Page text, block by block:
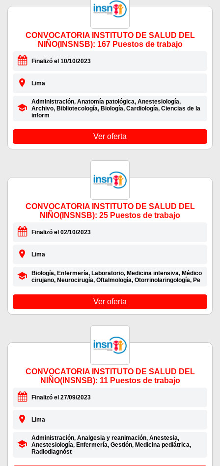
CONVOCATORIA INSTITUTO DE SALUD DEL
NIÑO(INSNSB): 167 Puestos de trabajo
Finalizó el 10/10/2023
Lima
Administración, Anatomía patológica, Anestesiología,
Archivo, Bibliotecología, Biología, Cardiología, Ciencias de la
inform
Ver oferta
CONVOCATORIA INSTITUTO DE SALUD DEL
NIÑO(INSNSB): 25 Puestos de trabajo
Finalizó el 02/10/2023
Lima
Biología, Enfermería, Laboratorio, Medicina intensiva, Médico
cirujano, Neurocirugía, Oftalmología, Otorrinolaringología, Pe
Ver oferta
CONVOCATORIA INSTITUTO DE SALUD DEL
NIÑO(INSNSB): 11 Puestos de trabajo
Finalizó el 27/09/2023
Lima
Administración, Analgesia y reanimación, Anestesia,
Anestesiología, Enfermería, Gestión, Medicina pediátrica,
Radiodiagnóst